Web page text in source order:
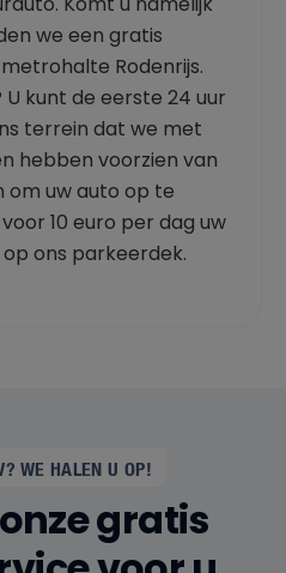
we een gratis
Rodenrijs.
kunt de eerste 24 uur
terrein dat we met
hebben voorzien van
om uw auto op te
10 euro per dag uw
ons parkeerdek.
WE HALEN U OP!
gratis